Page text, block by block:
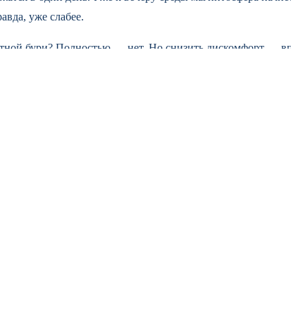
уже слабее.
бури? Полностью — нет. Но снизить дискомфорт —